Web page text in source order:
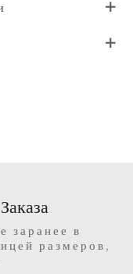
заранее в
размеров,